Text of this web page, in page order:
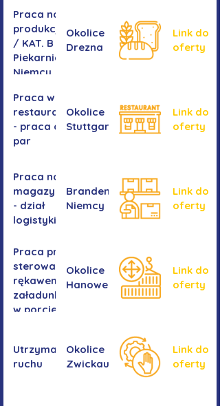
Praca na
produkcji
/ KAT. B -
Piekarnia
Niemcy
Okolice
Drezna
Link do
oferty
Praca w
restauracji
- praca dla
par
Okolice
Stuttgartu
Link do
oferty
Praca na
magazynie
- dział
logistyki
Brandenburgia,
Niemcy
Link do
oferty
Praca przy
sterowaniu
rękawem
załadunkowym
w porcie
Okolice
Hanower
Link do
oferty
Utrzymanie
ruchu
Okolice
Zwickau
Link do
oferty